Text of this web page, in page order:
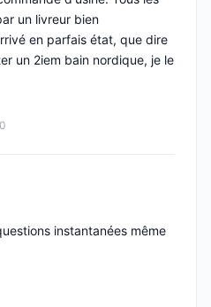
un livreur bien
en parfais état, que dire
un 2iem bain nordique, je le
instantanées même